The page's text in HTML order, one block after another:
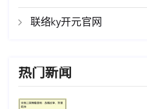
联络ky开元官网
热门新闻